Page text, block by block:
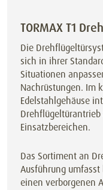
TORMAX T1
Die
sich in ihrer
Situationen
Nachrüstungen. Im
Edelstahlgehäuse
Einsatzbereichen.
Das Sortiment an
Ausführung umfasst
einen verborgenen